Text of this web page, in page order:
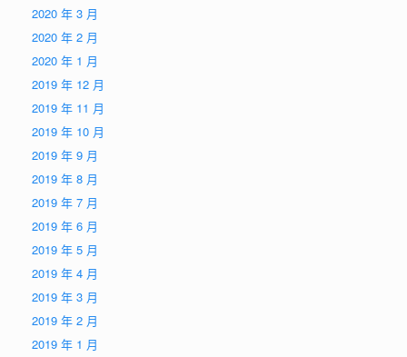
2020 年 3 月
2020 年 2 月
2020 年 1 月
2019 年 12 月
2019 年 11 月
2019 年 10 月
2019 年 9 月
2019 年 8 月
2019 年 7 月
2019 年 6 月
2019 年 5 月
2019 年 4 月
2019 年 3 月
2019 年 2 月
2019 年 1 月